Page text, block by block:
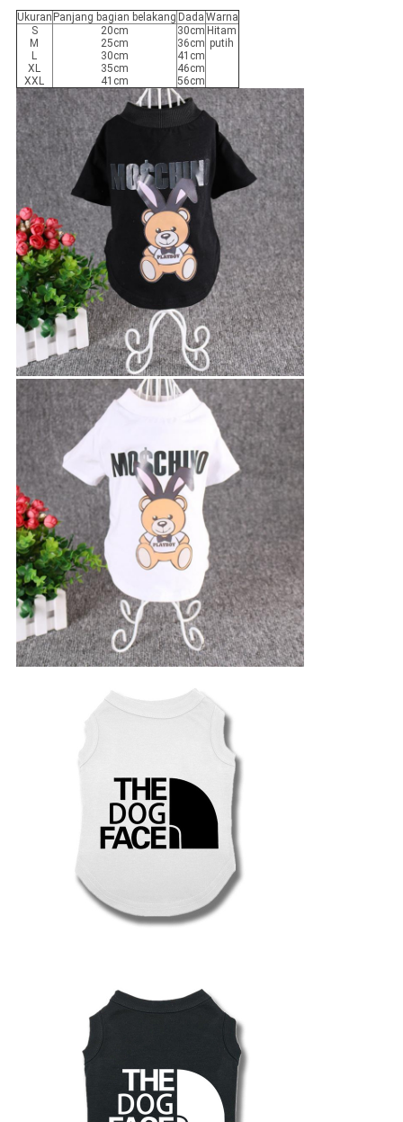
Ukuran Panjang bagian belakang Dada Warna
S
M
L
XL
XXL
20cm
25cm
30cm
35cm
41cm
30cm
36cm
41cm
46cm
56cm
Hitam
putih